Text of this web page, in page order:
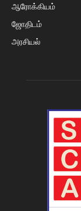
ஆரோக்கியம்
ஜோதிடம்
அரசியல்